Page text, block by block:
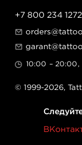
+7 800 234 1272
10:00 – 20:00,
© 1999-2026,